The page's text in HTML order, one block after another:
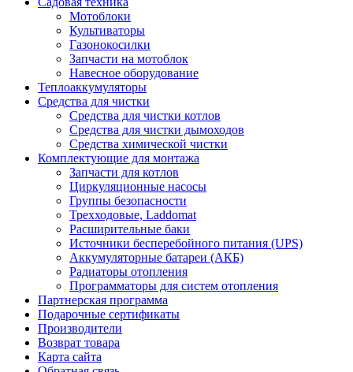
Мотоблоки
Культиваторы
Газонокосилки
Запчасти на мотоблок
Навесное оборудование
Теплоаккумуляторы
Средства для чистки
Средства для чистки котлов
Средства для чистки дымоходов
Средства химической чистки
Комплектующие для монтажа
Запчасти для котлов
Циркуляционные насосы
Группы безопасности
Трехходовые, Laddomat
Расширительные баки
Источники бесперебойного питания (UPS)
Аккумуляторные батареи (АКБ)
Радиаторы отопления
Программаторы для систем отопления
Партнерская программа
Подарочные сертификаты
Производители
Возврат товара
Карта сайта